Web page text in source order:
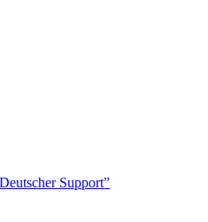
Support”